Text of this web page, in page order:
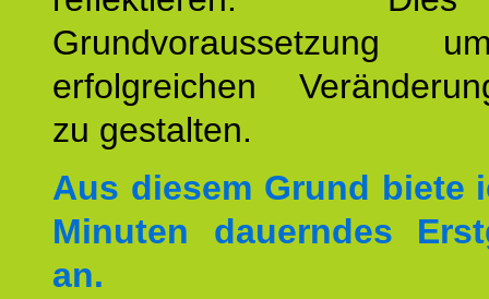
Grundvoraussetzung
erfolgreichen
zu gestalten.
Aus diesem Grund biete
Minuten dauerndes
an.